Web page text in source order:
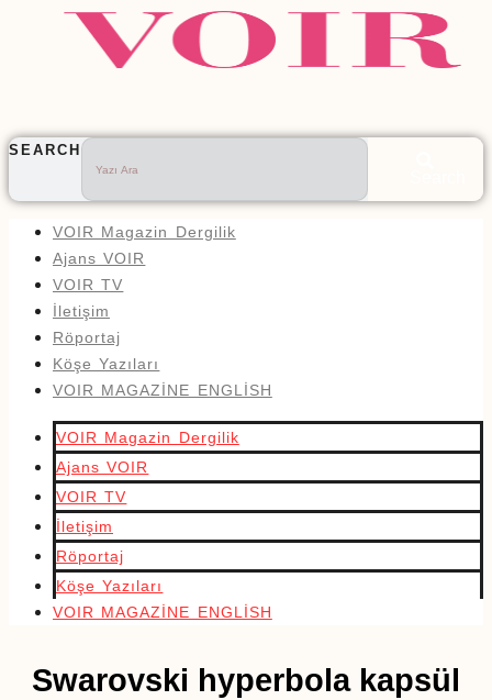
SEARCH
VOIR Magazin Dergilik
Ajans VOIR
VOIR TV
İletişim
Röportaj
Köşe Yazıları
VOIR MAGAZİNE ENGLİSH
VOIR Magazin Dergilik
Ajans VOIR
VOIR TV
İletişim
Röportaj
Köşe Yazıları
VOIR MAGAZİNE ENGLİSH
Swarovski hyperbola kapsül